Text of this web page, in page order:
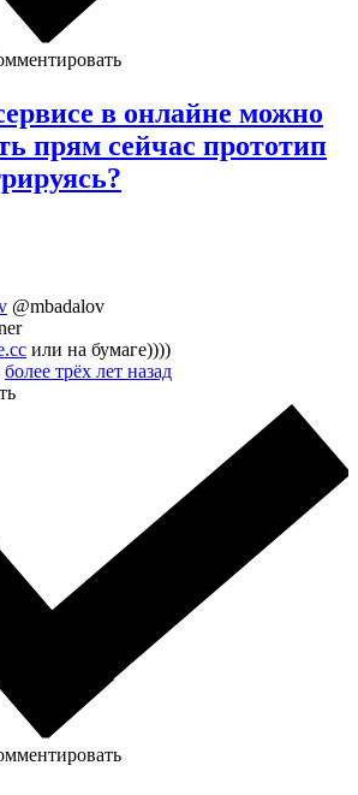
в онлайне можно
прям сейчас прототип
@mbadalov
или на бумаге))))
более трёх лет назад